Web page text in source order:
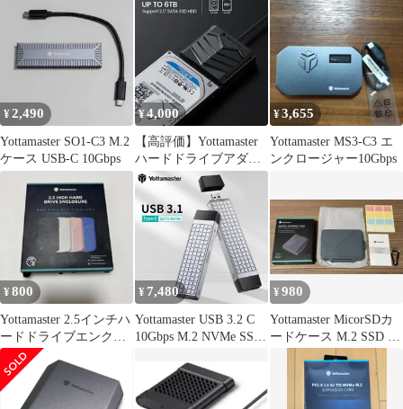
¥2,490
Yottamaster SO1-C3 M.2
ケース USB-C 10Gbps
¥4,000
【高評価】Yottamaster
ハードドライブアダプ
ター U3A-03
¥3,655
Yottamaster MS3-C3 エ
ンクロージャー10Gbps
¥800
Yottamaster 2.5インチハ
ードドライブエンクロ
ージャー ブラック
¥ 7,480
Yottamaster USB 3.2 C
10Gbps M.2 NVMe SSD
シンク付き
¥980
Yottamaster MicorSDカ
ードケース M.2 SSD 収
納ボックス